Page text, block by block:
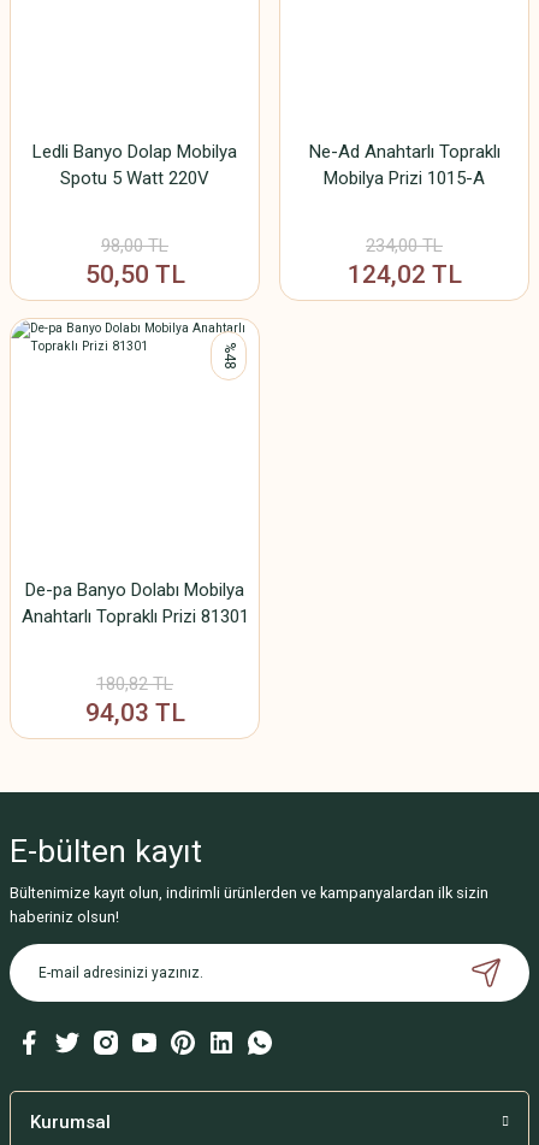
Ledli Banyo Dolap Mobilya
Spotu 5 Watt 220V
98,00 TL
50,50 TL
Ne-Ad Anahtarlı Topraklı
Mobilya Prizi 1015-A
234,00 TL
124,02 TL
%48
De-pa Banyo Dolabı Mobilya
Anahtarlı Topraklı Prizi 81301
180,82 TL
94,03 TL
E-bülten kayıt
Bültenimize kayıt olun, indirimli ürünlerden ve kampanyalardan ilk sizin
haberiniz olsun!
Kurumsal